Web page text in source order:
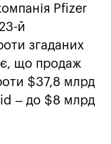
Pfizer
й
згаданих
що продаж
$37,8 млрд
– до $8 млрд